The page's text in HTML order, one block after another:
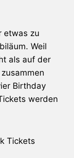
etwas zu
Weil
als auf der
Birthday
werden
Tickets